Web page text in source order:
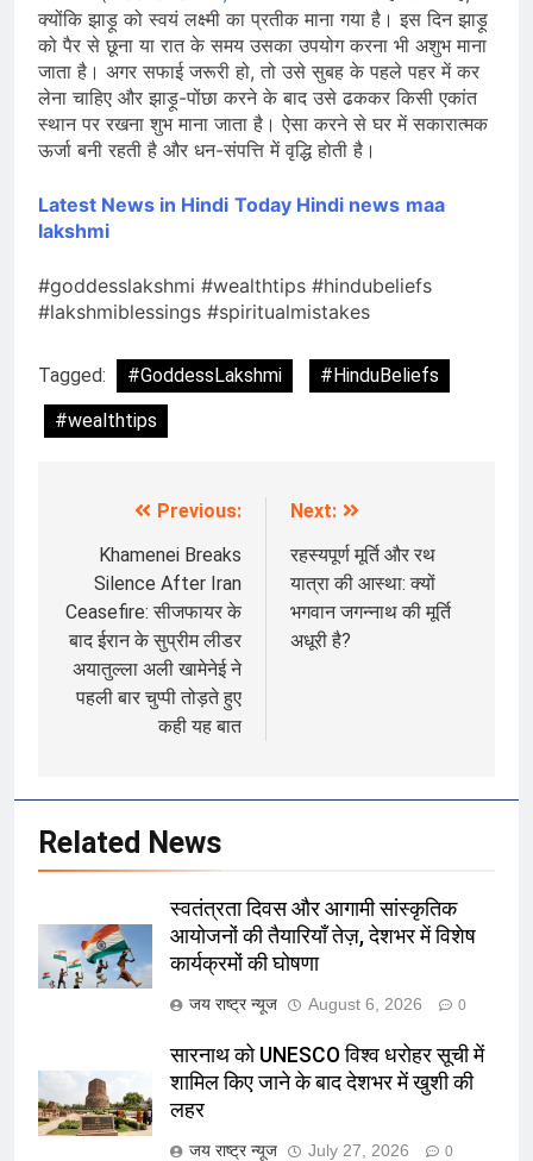
क्योंकि झाड़ू को स्वयं लक्ष्मी का प्रतीक माना गया है। इस दिन झाड़ू
को पैर से छूना या रात के समय उसका उपयोग करना भी अशुभ माना
जाता है। अगर सफाई जरूरी हो, तो उसे सुबह के पहले पहर में कर
लेना चाहिए और झाड़ू-पोंछा करने के बाद उसे ढककर किसी एकांत
स्थान पर रखना शुभ माना जाता है। ऐसा करने से घर में सकारात्मक
ऊर्जा बनी रहती है और धन-संपत्ति में वृद्धि होती है।
Latest News in Hindi Today Hindi news maa
lakshmi
#goddesslakshmi #wealthtips #hindubeliefs
#lakshmiblessings #spiritualmistakes
Tagged: #GoddessLakshmi
#HinduBeliefs
#wealthtips
navigation
Previous:
Khamenei Breaks
Silence After Iran
Ceasefire: सीजफायर के
बाद ईरान के सुप्रीम लीडर
अयातुल्ला अली खामेनेई ने
पहली बार चुप्पी तोड़ते हुए
कही यह बात
Next:
रहस्यपूर्ण मूर्ति और रथ
यात्रा की आस्था: क्यों
भगवान जगन्नाथ की मूर्ति
अधूरी है?
Related News
स्वतंत्रता दिवस और आगामी सांस्कृतिक
आयोजनों की तैयारियाँ तेज़, देशभर में विशेष
कार्यक्रमों की घोषणा
जय राष्ट्र न्यूज August 6, 2026 0
सारनाथ को UNESCO विश्व धरोहर सूची में
शामिल किए जाने के बाद देशभर में खुशी की
लहर
जय राष्ट्र न्यूज July 27, 2026 0